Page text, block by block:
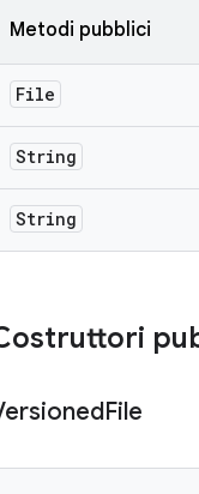
Metodi pubblici
File
String
String
File